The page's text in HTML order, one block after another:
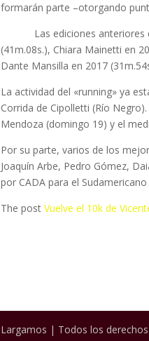
formarán parte –otorgando
Las ediciones anteriores del
(41m.08s.), Chiara Mainetti en
Dante Mansilla en 2017
La actividad del «running» ya
Corrida de Cipolletti (Río
Mendoza (domingo 19) y el
Por su parte, varios de los
Joaquín Arbe, Pedro Gómez,
por CADA para el
The postVuelve el 10k de
Largamos | Todos los